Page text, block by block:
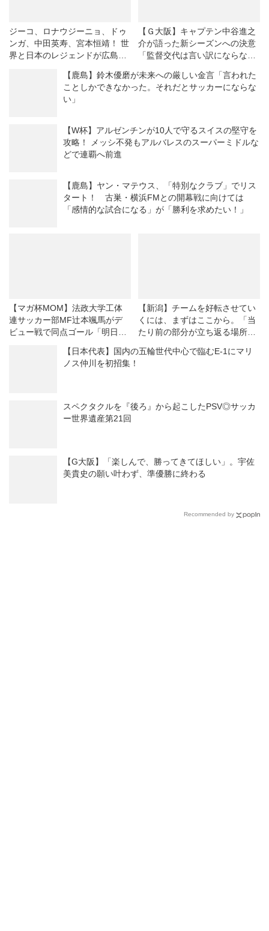
ジーコ、ロナウジーニョ、ドゥ
ンガ、中田英寿、宮本恒靖！ 世
界と日本のレジェンドが広島で
【Ｇ大阪】キャプテン中谷進之
介が語った新シーズンへの決意
「監督交代は言い訳にならな
は全部、自分たちに回ってく
る」
【鹿島】鈴木優磨が未来への厳しい金言「言われた
ことしかできなかった。それだとサッカーにならな
い」
【W杯】アルゼンチンが10人で守るスイスの堅守を
攻略！ メッシ不発もアルバレスのスーパーミドルな
どで連覇へ前進
【鹿島】ヤン・マテウス、「特別なクラブ」でリス
タート！ 古巣・横浜FMとの開幕戦に向けては
「感情的な試合になる」が「勝利を求めたい！」
【マガ杯MOM】法政大学工体
連サッカー部MF辻本颯馬がデ
ビュー戦で同点ゴール「明日に
【新潟】チームを好転させてい
くには、まずはここから。「当
たり前の部分が立ち返る場所」
まっとうだ
【日本代表】国内の五輪世代中心で臨むE-1にマリ
ノス仲川を初招集！
スペクタクルを『後ろ』から起こしたPSV◎サッカ
ー世界遺産第21回
【G大阪】「楽しんで、勝ってきてほしい」。宇佐
美貴史の願い叶わず、準優勝に終わる
Recommended by